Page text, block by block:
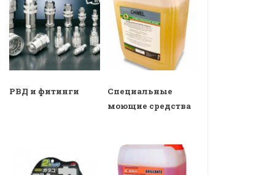
РВД и фитинги
Специальные
моющие средства